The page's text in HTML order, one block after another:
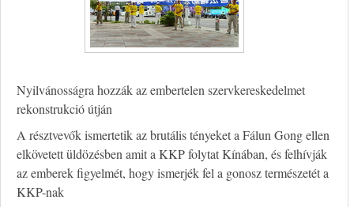
Nyilvánosságra hozzák az embertelen szervkereskedelmet
rekonstrukció útján
A résztvevők ismertetik az brutális tényeket a Fálun Gong ellen
elkövetett üldözésben amit a KKP folytat Kínában, és felhívják
az emberek figyelmét, hogy ismerjék fel a gonosz természetét a
KKP-nak